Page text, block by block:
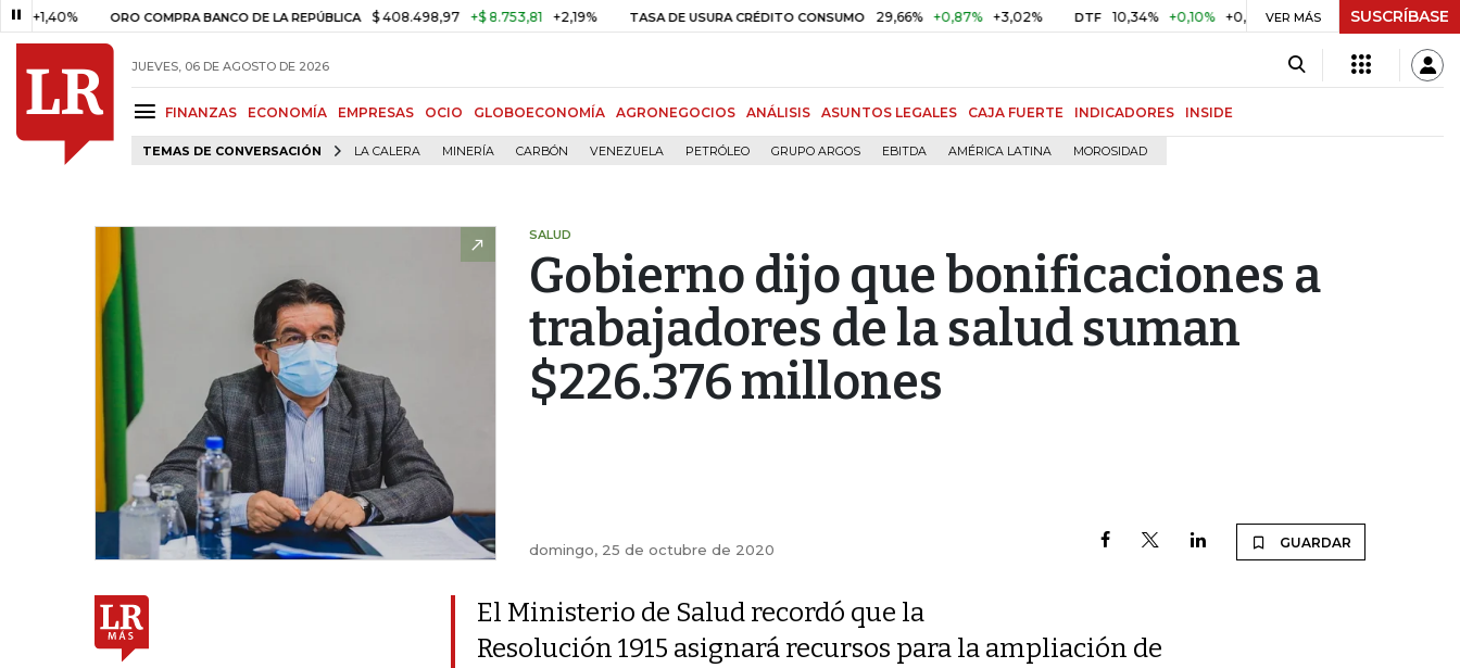
ORO COMPRA BANCO DE LA REPÚBLICA $ 408.498,97 +$ 8.753,81 +2,19% TASA DE USURA CRÉDITO CONSUMO 29,66% +0,87% +3,02% DTF 10,34% +0,10% +0,98% UVR $ 416,91 +$ 0,05 +0,01%
VER MÁS SUSCRÍBASE
JUEVES, 06 DE AGOSTO DE 2026
FINANZAS ECONOMÍA EMPRESAS OCIO GLOBOECONOMÍA AGRONEGOCIOS ANÁLISIS ASUNTOS LEGALES CAJA FUERTE INDICADORES INSIDE
TEMAS DE CONVERSACIÓN LA CALERA MINERÍA CARBÓN VENEZUELA PETRÓLEO GRUPO ARGOS EBITDA AMÉRICA LATINA MOROSIDAD
SALUD
Gobierno dijo que bonificaciones a
trabajadores de la salud suman
$226.376 millones
domingo, 25 de octubre de 2020 GUARDAR
El Ministerio de Salud recordó que la
Resolución 1915 asignará recursos para la ampliación de